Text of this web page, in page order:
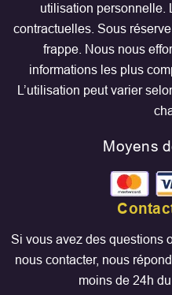
utilisation personnelle.
contractuelles. Sous
frappe. Nous nous
informations les plus
L’utilisation peut varier
Moyens
Si vous avez des questions
nous contacter, nous
moins de 24h